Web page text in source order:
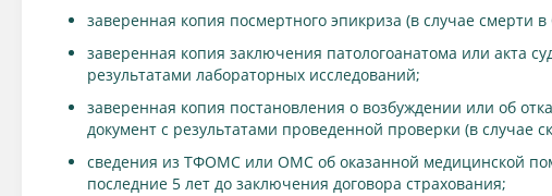
заверенная копия посмертного эпикриза (в случае смерти в
заверенная копия заключения патологоанатома или акта
результатами лабораторных исследований;
заверенная копия постановления о возбуждении или об
документ с результатами проведенной проверки (в случае
сведения из ТФОМС или ОМС об оказанной медицинской
последние 5 лет до заключения договора страхования;